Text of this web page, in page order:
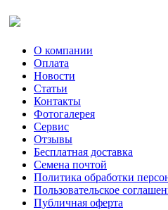
О компании
Оплата
Новости
Статьи
Контакты
Фотогалерея​
Сервис
Отзывы
Бесплатная доставка
Семена почтой
Политика обработки
Пользовательское
Публичная оферта